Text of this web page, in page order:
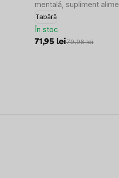
mentală, supliment
Tabără
În stoc
71,95 lei79,96 lei